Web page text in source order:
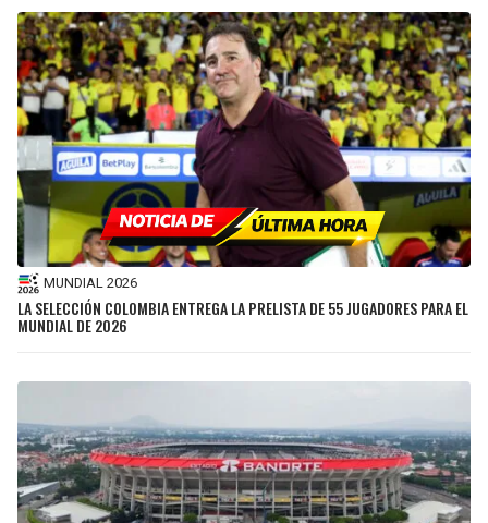
MUNDIAL 2026
LA SELECCIÓN COLOMBIA ENTREGA LA PRELISTA DE 55 JUGADORES PARA EL
MUNDIAL DE 2026